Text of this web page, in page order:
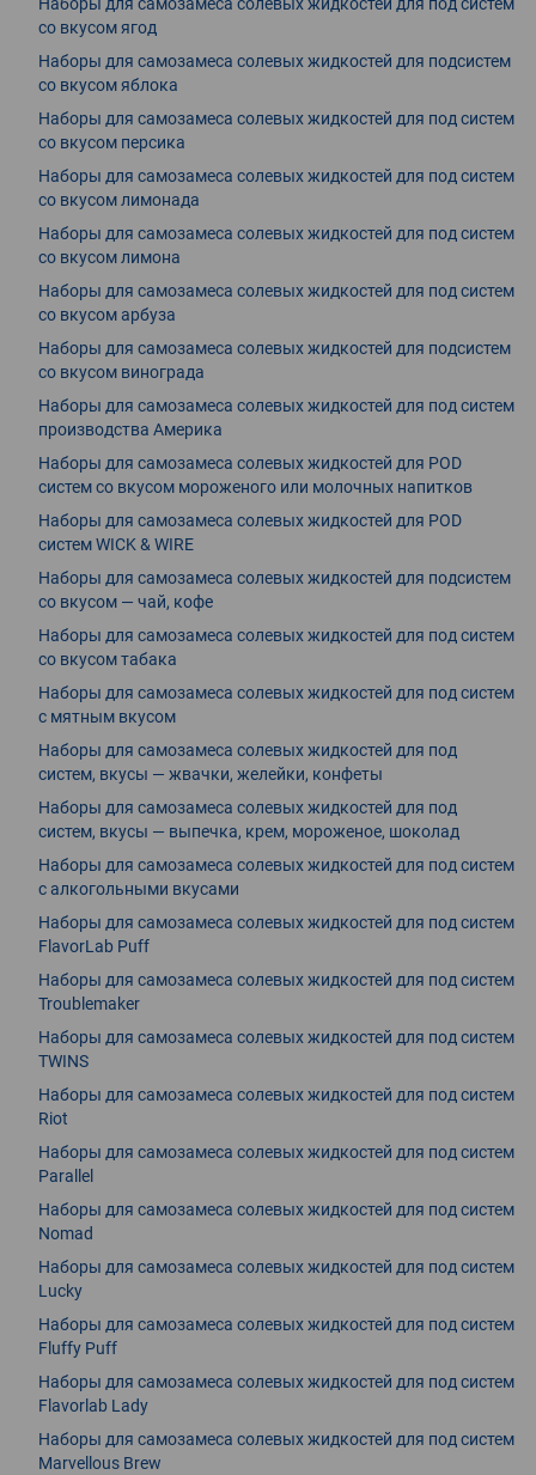
со вкусом ягод
Наборы для самозамеса солевых жидкостей для подсистем
со вкусом яблока
Наборы для самозамеса солевых жидкостей для под систем
со вкусом персика
Наборы для самозамеса солевых жидкостей для под систем
со вкусом лимонада
Наборы для самозамеса солевых жидкостей для под систем
со вкусом лимона
Наборы для самозамеса солевых жидкостей для под систем
со вкусом арбуза
Наборы для самозамеса солевых жидкостей для подсистем
со вкусом винограда
Наборы для самозамеса солевых жидкостей для под систем
производства Америка
Наборы для самозамеса солевых жидкостей для POD
систем со вкусом мороженого или молочных напитков
Наборы для самозамеса солевых жидкостей для POD
систем WICK & WIRE
Наборы для самозамеса солевых жидкостей для подсистем
со вкусом — чай, кофе
Наборы для самозамеса солевых жидкостей для под систем
со вкусом табака
Наборы для самозамеса солевых жидкостей для под систем
с мятным вкусом
Наборы для самозамеса солевых жидкостей для под
систем, вкусы — жвачки, желейки, конфеты
Наборы для самозамеса солевых жидкостей для под
систем, вкусы — выпечка, крем, мороженое, шоколад
Наборы для самозамеса солевых жидкостей для под систем
с алкогольными вкусами
Наборы для самозамеса солевых жидкостей для под систем
FlavorLab Puff
Наборы для самозамеса солевых жидкостей для под систем
Troublemaker
Наборы для самозамеса солевых жидкостей для под систем
TWINS
Наборы для самозамеса солевых жидкостей для под систем
Riot
Наборы для самозамеса солевых жидкостей для под систем
Parallel
Наборы для самозамеса солевых жидкостей для под систем
Nomad
Наборы для самозамеса солевых жидкостей для под систем
Lucky
Наборы для самозамеса солевых жидкостей для под систем
Fluffy Puff
Наборы для самозамеса солевых жидкостей для под систем
Flavorlab Lady
Наборы для самозамеса солевых жидкостей для под систем
Marvellous Brew